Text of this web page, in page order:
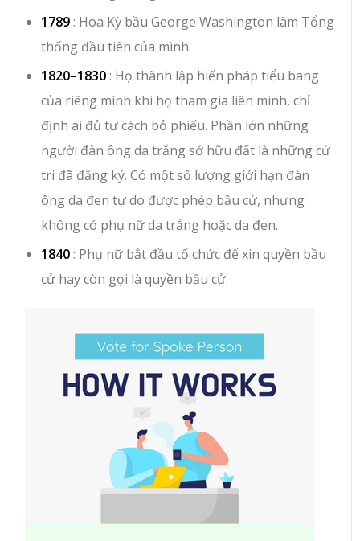
1789: Hoa Kỳ bầu George Washington làm Tổng
thống đầu tiên của mình.
1820–1830: Họ thành lập hiến pháp tiểu bang
của riêng mình khi họ tham gia liên minh, chỉ
định ai đủ tư cách bỏ phiếu. Phần lớn những
người đàn ông da trắng sở hữu đất là những cử
tri đã đăng ký. Có một số lượng giới hạn đàn
ông da đen tự do được phép bầu cử, nhưng
không có phụ nữ da trắng hoặc da đen.
1840: Phụ nữ bắt đầu tổ chức để xin quyền bầu
cử hay còn gọi là quyền bầu cử.